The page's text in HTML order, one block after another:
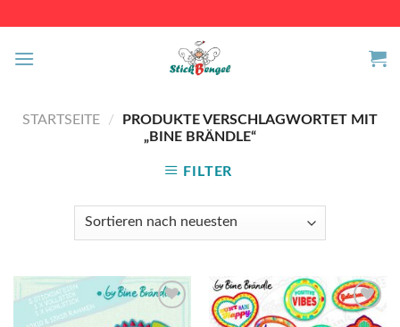
content
STARTSEITE /
PRODUKTE VERSCHLAGWORTET MIT
„BINE BRÄNDLE“
FILTER
Auf die
Auf die